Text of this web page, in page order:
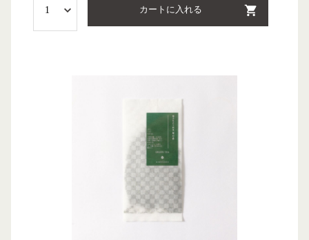
カートに入れる